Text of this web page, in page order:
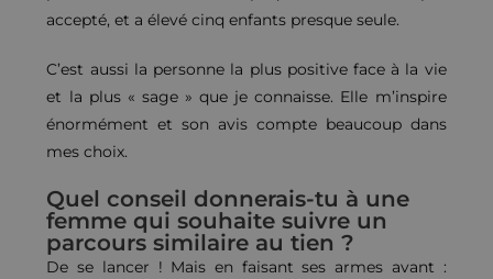
accepté, et a élevé cinq enfants presque seule.
C’est aussi la personne la plus positive face à la vie
et la plus « sage » que je connaisse. Elle m’inspire
énormément et son avis compte beaucoup dans
mes choix.
Quel conseil donnerais-tu à une
femme qui souhaite suivre un
parcours similaire au tien ?
De se lancer ! Mais en faisant ses armes avant :